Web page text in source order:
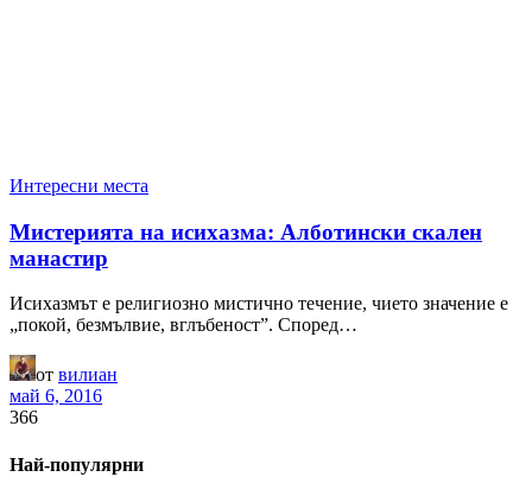
Интересни места
Мистерията на исихазма: Алботински скален
манастир
Исихазмът е религиозно мистично течение, чието значение е
„покой, безмълвие, вглъбеност”. Според…
от вилиан
май 6, 2016
366
Най-популярни